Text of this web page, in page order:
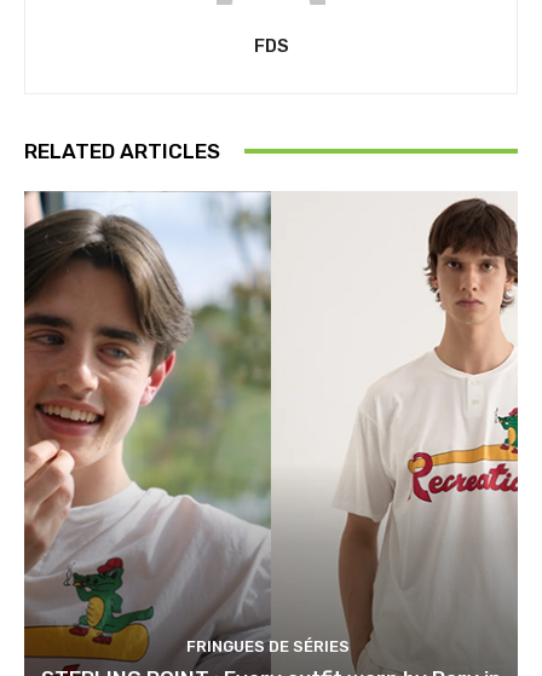
FDS
RELATED ARTICLES
FRINGUES DE SÉRIES